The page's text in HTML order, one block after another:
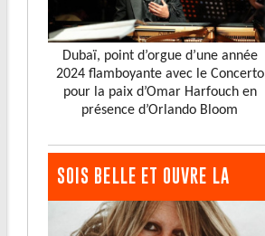
Dubaï, point d’orgue d’une année
2024 flamboyante avec le Concerto
pour la paix d’Omar Harfouch en
présence d’Orlando Bloom
SOIS BELLE ET OUVRE LA